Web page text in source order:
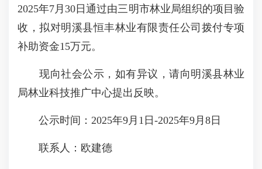
2025年7月30日通过由三明市林业局组织的项目验
收，拟对明溪县恒丰林业有限责任公司拨付专项
补助资金15万元。
现向社会公示，如有异议，请向明溪县林业
局林业科技推广中心提出反映。
公示时间：2025年9月1日-2025年9月8日
联系人：欧建德